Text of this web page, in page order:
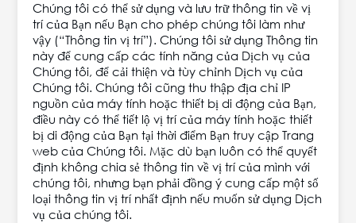
Chúng tôi có thể sử dụng và lưu trữ thông tin về vị
trí của Bạn nếu Bạn cho phép chúng tôi làm như
vậy (“Thông tin vị trí”). Chúng tôi sử dụng Thông tin
này để cung cấp các tính năng của Dịch vụ của
Chúng tôi, để cải thiện và tùy chỉnh Dịch vụ của
Chúng tôi. Chúng tôi cũng thu thập địa chỉ IP
nguồn của máy tính hoặc thiết bị di động của Bạn,
điều này có thể tiết lộ vị trí của máy tính hoặc thiết
bị di động của Bạn tại thời điểm Bạn truy cập Trang
web của Chúng tôi. Mặc dù bạn luôn có thể quyết
định không chia sẻ thông tin về vị trí của mình với
chúng tôi, nhưng bạn phải đồng ý cung cấp một số
loại thông tin vị trí nhất định nếu muốn sử dụng Dịch
vụ của chúng tôi.